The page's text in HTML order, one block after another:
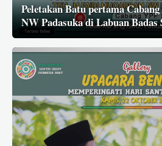
Peletakan Batu pertama
NW Padasuka di Labuan Badas